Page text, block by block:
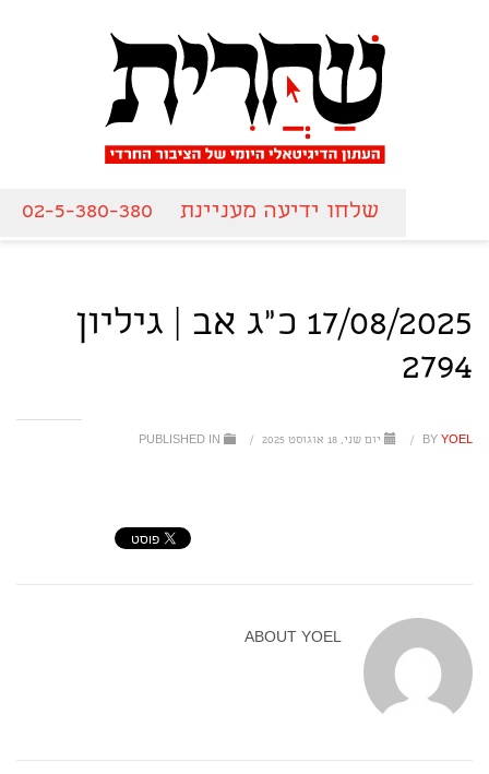
שלחו ידיעה מעניינת 02-5-380-380
17/08/2025 כ"ג אב | גיליון
2794
BY YOEL
/ יום שני, 18 אוגוסט 2025 /
ABOUT YOEL